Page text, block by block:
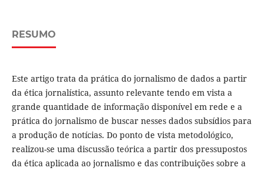
RESUMO
Este artigo trata da prática do jornalismo de dados a partir
da ética jornalística, assunto relevante tendo em vista a
grande quantidade de informação disponível em rede e a
prática do jornalismo de buscar nesses dados subsídios para
a produção de notícias. Do ponto de vista metodológico,
realizou-se uma discussão teórica a partir dos pressupostos
da ética aplicada ao jornalismo e das contribuições sobre a